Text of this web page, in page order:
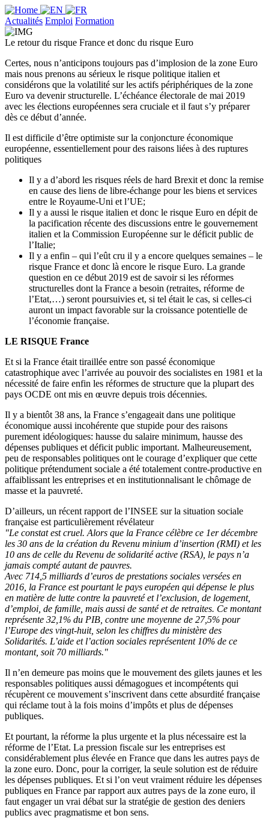
Actualités Emploi Formation
Le retour du risque France et donc du risque Euro
Certes, nous n’anticipons toujours pas d’implosion de la zone Euro
mais nous prenons au sérieux le risque politique italien et
considérons que la volatilité sur les actifs périphériques de la zone
Euro va devenir structurelle. L’échéance électorale de mai 2019
avec les élections européennes sera cruciale et il faut s’y préparer
dès ce début d’année.
Il est difficile d’être optimiste sur la conjoncture économique
européenne, essentiellement pour des raisons liées à des ruptures
politiques
Il y a d’abord les risques réels de hard Brexit et donc la remise
en cause des liens de libre-échange pour les biens et services
entre le Royaume-Uni et l’UE;
Il y a aussi le risque italien et donc le risque Euro en dépit de
la pacification récente des discussions entre le gouvernement
italien et la Commission Européenne sur le déficit public de
l’Italie;
Il y a enfin – qui l’eût cru il y a encore quelques semaines – le
risque France et donc là encore le risque Euro. La grande
question en ce début 2019 est de savoir si les réformes
structurelles dont la France a besoin (retraites, réforme de
l’Etat,…) seront poursuivies et, si tel était le cas, si celles-ci
auront un impact favorable sur la croissance potentielle de
l’économie française.
LE RISQUE France
Et si la France était tiraillée entre son passé économique
catastrophique avec l’arrivée au pouvoir des socialistes en 1981 et la
nécessité de faire enfin les réformes de structure que la plupart des
pays OCDE ont mis en œuvre depuis trois décennies.
Il y a bientôt 38 ans, la France s’engageait dans une politique
économique aussi incohérente que stupide pour des raisons
purement idéologiques: hausse du salaire minimum, hausse des
dépenses publiques et déficit public important. Malheureusement,
peu de responsables politiques ont le courage d’expliquer que cette
politique prétendument sociale a été totalement contre-productive en
affaiblissant les entreprises et en institutionnalisant le chômage de
masse et la pauvreté.
D’ailleurs, un récent rapport de l’INSEE sur la situation sociale
française est particulièrement révélateur
"Le constat est cruel. Alors que la France célèbre ce 1er décembre
les 30 ans de la création du Revenu minium d’insertion (RMI) et les
10 ans de celle du Revenu de solidarité active (RSA), le pays n’a
jamais compté autant de pauvres.
Avec 714,5 milliards d’euros de prestations sociales versées en
2016, la France est pourtant le pays européen qui dépense le plus
en matière de lutte contre la pauvreté et l’exclusion, de logement,
d’emploi, de famille, mais aussi de santé et de retraites. Ce montant
représente 32,1% du PIB, contre une moyenne de 27,5% pour
l’Europe des vingt-huit, selon les chiffres du ministère des
Solidarités. L’aide et l’action sociales représentent 10% de ce
montant, soit 70 milliards."
Il n’en demeure pas moins que le mouvement des gilets jaunes et les
responsables politiques aussi démagogues et incompétents qui
récupèrent ce mouvement s’inscrivent dans cette absurdité française
qui réclame tout à la fois moins d’impôts et plus de dépenses
publiques.
Et pourtant, la réforme la plus urgente et la plus nécessaire est la
réforme de l’Etat. La pression fiscale sur les entreprises est
considérablement plus élevée en France que dans les autres pays de
la zone euro. Donc, pour la corriger, la seule solution est de réduire
les dépenses publiques. Et si l’on veut vraiment réduire les dépenses
publiques en France par rapport aux autres pays de la zone euro, il
faut engager un vrai débat sur la stratégie de gestion des deniers
publics avec pragmatisme et bon sens.